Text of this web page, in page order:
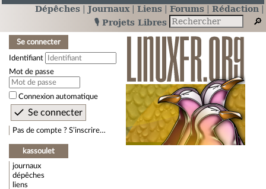
Dépêches Journaux Liens Forums
Rédaction
🎙️ Projets Libres
Se connecter
Identifiant
Mot de passe
Connexion automatique
Pas de compte ? S’inscrire…
kassoulet
journaux
dépêches
liens